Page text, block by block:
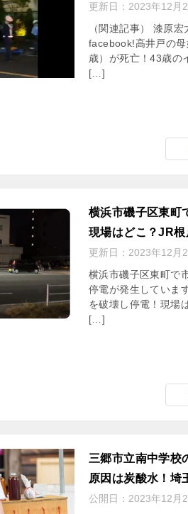
更新日： 2023年12月
（関連記事） 漆原
facebook!高井戸の
歳）が死亡！43歳の
[…]
横浜市磯子区東町
現場はどこ？JR
更新日： 2023年12月
横浜市磯子区東町で
停電が発生していま
を破壊し停電！現場
[…]
三郷市立南中学校
原因は炭酸水！埼
公開日： 2023年12月